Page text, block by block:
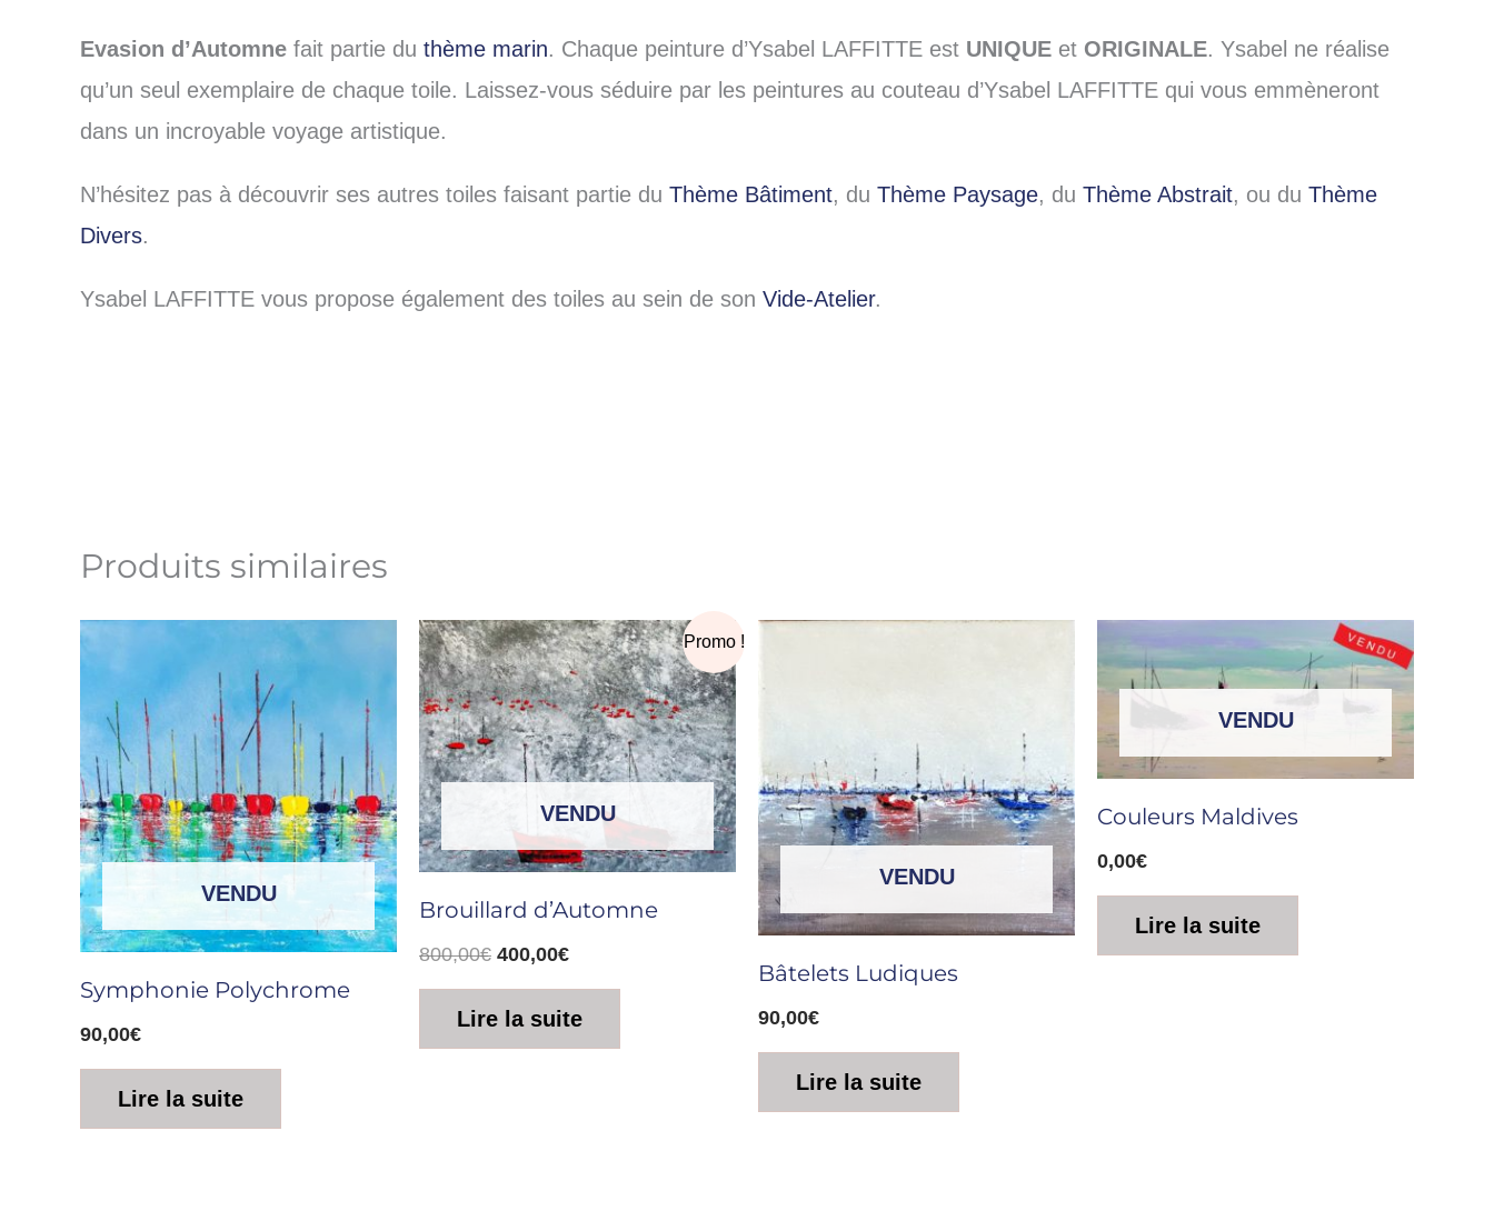
Evasion d’Automne fait partie du thème marin. Chaque peinture d’Ysabel LAFFITTE est UNIQUE et ORIGINALE. Ysabel ne réalise
qu’un seul exemplaire de chaque toile. Laissez-vous séduire par les peintures au couteau d’Ysabel LAFFITTE qui vous emmèneront
dans un incroyable voyage artistique.
N’hésitez pas à découvrir ses autres toiles faisant partie du Thème Bâtiment, du Thème Paysage, du Thème Abstrait, ou du Thème
Divers.
Ysabel LAFFITTE vous propose également des toiles au sein de son Vide-Atelier.
Produits similaires
VENDU
Symphonie Polychrome
90,00€
Lire la suite
Promo !
VENDU
Brouillard d’Automne
800,00€
Le
prix
initial
était :
800,00€.
400,00€
Le
prix
actuel
est :
400,00€.
Lire la suite
VENDU
Bâtelets Ludiques
90,00€
Lire la suite
VENDU
Couleurs Maldives
0,00€
Lire la suite